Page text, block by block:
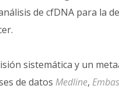
de cfDNA para la
sistemática y un
de datos Medline,